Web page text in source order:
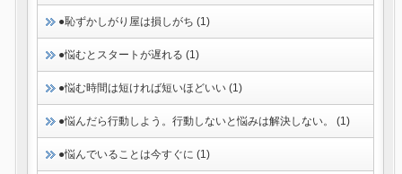
●恥ずかしがり屋は損しがち (1)
●悩むとスタートが遅れる (1)
●悩む時間は短ければ短いほどいい (1)
●悩んだら行動しよう。行動しないと悩みは解決しない。 (1)
●悩んでいることは今すぐに (1)